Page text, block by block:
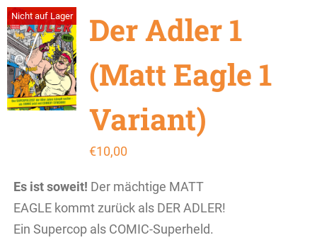
Nicht auf Lager
Der Adler 1
(Matt Eagle 1
Variant)
€10,00
Es ist soweit! Der mächtige MATT
EAGLE kommt zurück als DER ADLER!
Ein Supercop als COMIC-Superheld.